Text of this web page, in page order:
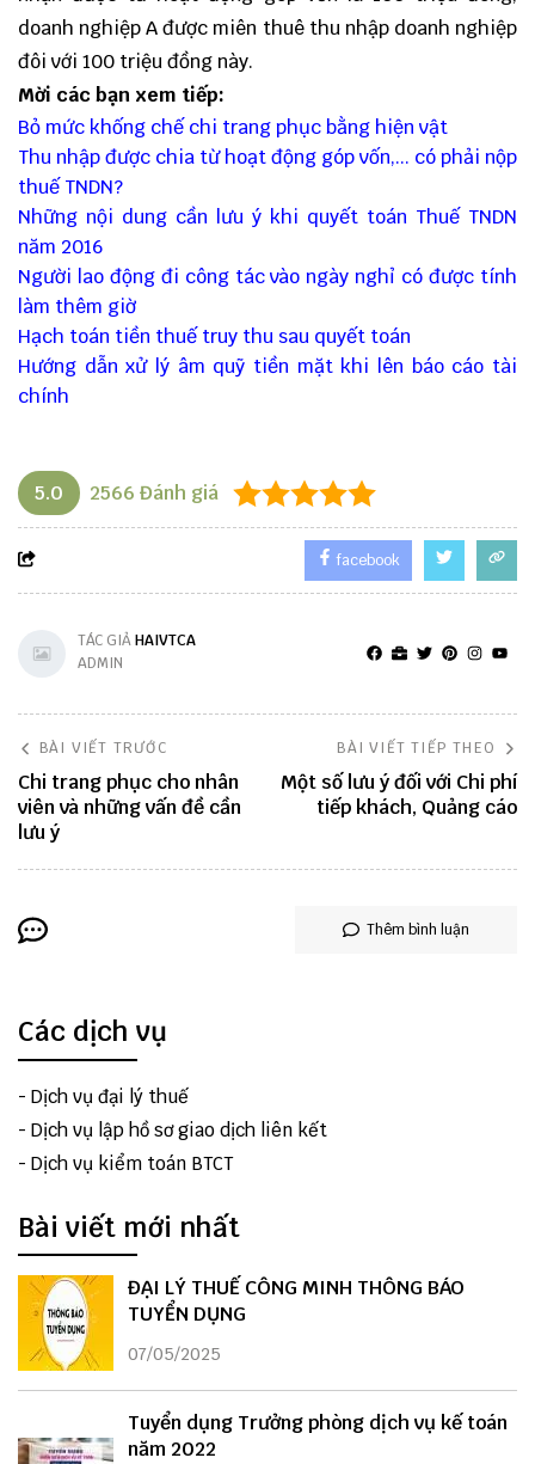
doanh nghiệp A được miên thuê thu nhập doanh nghiệp
đôi với 100 triệu đồng này.
Mời các bạn xem tiếp:
Bỏ mức khống chế chi trang phục bằng hiện vật
Thu nhập được chia từ hoạt động góp vốn,... có phải nộp
thuế TNDN?
Những nội dung cần lưu ý khi quyết toán Thuế TNDN
năm 2016
Người lao động đi công tác vào ngày nghỉ có được tính
làm thêm giờ
Hạch toán tiền thuế truy thu sau quyết toán
Hướng dẫn xử lý âm quỹ tiền mặt khi lên báo cáo tài
chính
5.0 2566 Đánh giá
facebook
TÁC GIẢHAIVTCA
ADMIN
BÀI VIẾT TRƯỚC
Chi trang phục cho nhân
viên và những vấn đề cần
lưu ý
BÀI VIẾT TIẾP THEO
Một số lưu ý đối với Chi phí
tiếp khách, Quảng cáo
Thêm bình luận
Các dịch vụ
- Dịch vụ đại lý thuế
- Dịch vụ lập hồ sơ giao dịch liên kết
- Dịch vụ kiểm toán BTCT
Bài viết mới nhất
ĐẠI LÝ THUẾ CÔNG MINH THÔNG BÁO
TUYỂN DỤNG
07/05/2025
Tuyển dụng Trưởng phòng dịch vụ kế toán
năm 2022